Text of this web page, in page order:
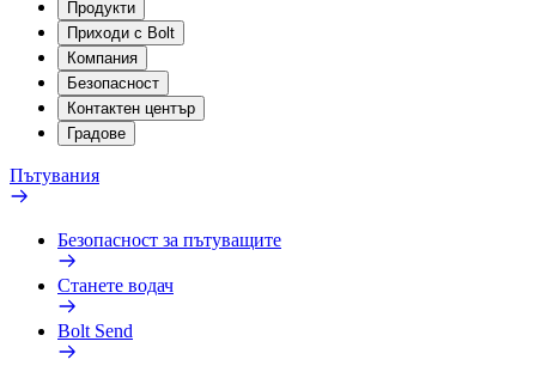
Продукти
Приходи с Bolt
Компания
Безопасност
Контактен център
Градове
Пътувания
Безопасност за пътуващите
Станете водач
Bolt Send